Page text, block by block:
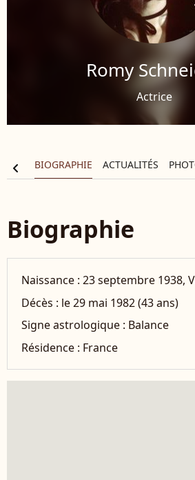
Romy
Actrice
BIOGRAPHIE ACTUALITÉS
chevron_left
Biographie
Naissance :23 septembre 1938,
Décès : le 29 mai 1982 (43 ans)
Signe astrologique : Balance
Résidence : France